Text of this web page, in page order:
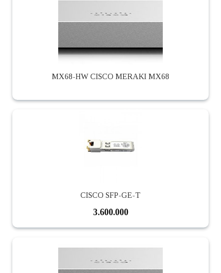
MX68-HW CISCO MERAKI MX68
CISCO SFP-GE-T
3.600.000